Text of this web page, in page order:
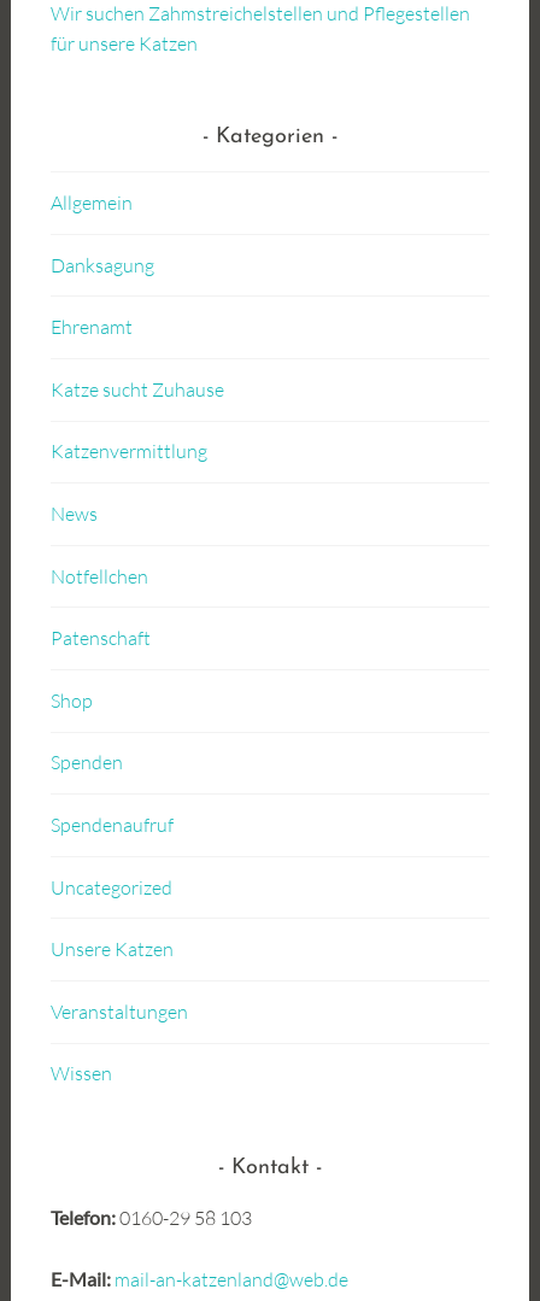
Wir suchen Zahmstreichelstellen und Pflegestellen
für unsere Katzen
Kategorien
Allgemein
Danksagung
Ehrenamt
Katze sucht Zuhause
Katzenvermittlung
News
Notfellchen
Patenschaft
Shop
Spenden
Spendenaufruf
Uncategorized
Unsere Katzen
Veranstaltungen
Wissen
Kontakt
Telefon:0160-29 58 103
E-Mail: mail-an-katzenland@web.de